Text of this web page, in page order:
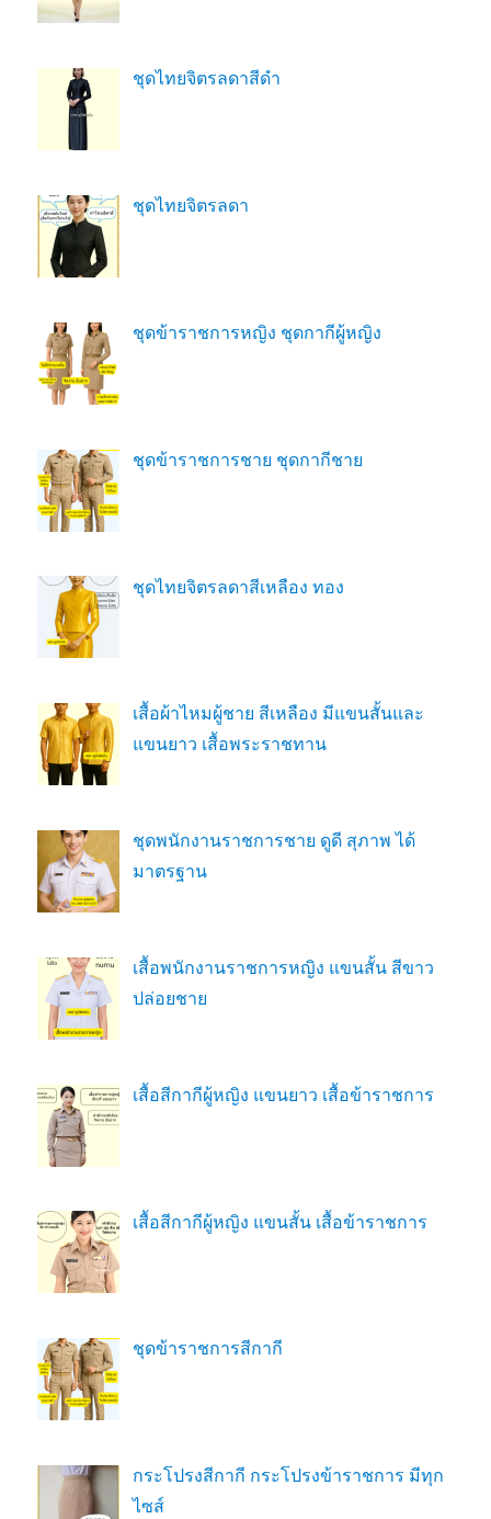
ชุดไทยจิตรลดาสีดํา
ชุดไทยจิตรลดา
ชุดข้าราชการหญิง ชุดกากีผู้หญิง
ชุดข้าราชการชาย ชุดกากีชาย
ชุดไทยจิตรลดาสีเหลือง ทอง
เสื้อผ้าไหมผู้ชาย สีเหลือง มีแขนสั้นและ
แขนยาว เสื้อพระราชทาน
ชุดพนักงานราชการชาย ดูดี สุภาพ ได้
มาตรฐาน
เสื้อพนักงานราชการหญิง แขนสั้น สีขาว
ปล่อยชาย
เสื้อสีกากีผู้หญิง แขนยาว เสื้อข้าราชการ
เสื้อสีกากีผู้หญิง แขนสั้น เสื้อข้าราชการ
ชุดข้าราชการสีกากี
กระโปรงสีกากี กระโปรงข้าราชการ มีทุก
ไซส์